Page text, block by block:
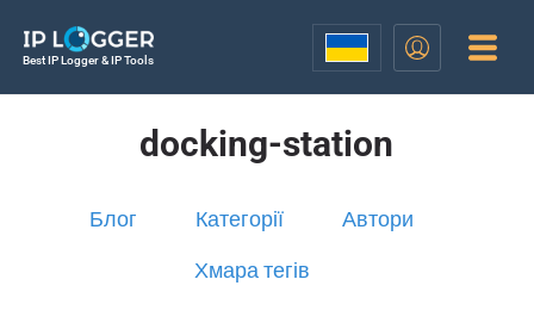
Best IP Logger & IP Tools
docking-station
Блог Категорії Автори
Хмара тегів